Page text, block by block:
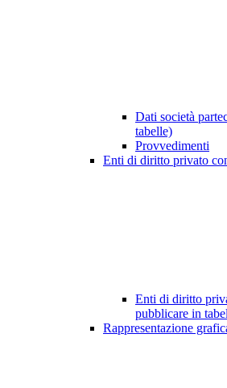
Dati società
tabelle)
Provvedimenti
Enti di diritto privato
Enti di diritto
pubblicare in
Rappresentazione